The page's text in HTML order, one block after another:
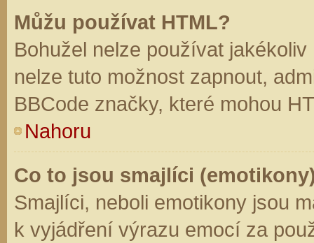
Můžu používat HTML?
Bohužel nelze používat
nelze tuto možnost zapnout,
BBCode značky, které mohou
Nahoru
Co to jsou smajlíci
Smajlíci, neboli emotikony jsou
k vyjádření výrazu emocí za